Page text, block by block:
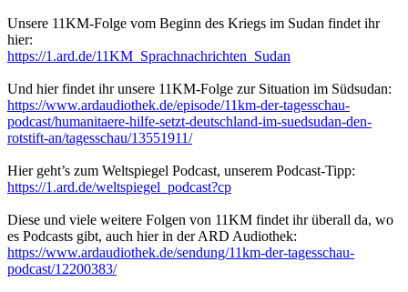
Unsere 11KM-Folge vom Beginn des Kriegs im Sudan findet ihr
hier:
https://1.ard.de/11KM_Sprachnachrichten_Sudan
Und hier findet ihr unsere 11KM-Folge zur Situation im Südsudan:
https://www.ardaudiothek.de/episode/11km-der-tagesschau-
podcast/humanitaere-hilfe-setzt-deutschland-im-suedsudan-den-
rotstift-an/tagesschau/13551911/
Hier geht’s zum Weltspiegel Podcast, unserem Podcast-Tipp:
https://1.ard.de/weltspiegel_podcast?cp
Diese und viele weitere Folgen von 11KM findet ihr überall da, wo
es Podcasts gibt, auch hier in der ARD Audiothek:
https://www.ardaudiothek.de/sendung/11km-der-tagesschau-
podcast/12200383/